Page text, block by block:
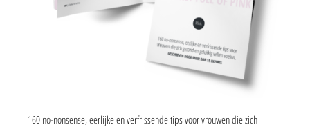
MARIJE JELSMA
VAGE KLACHTEN? MISSCHIEN HEB JE CANDIDA.
160 no-nonsense, eerlijke en verfrissende tips voor vrouwen die zich